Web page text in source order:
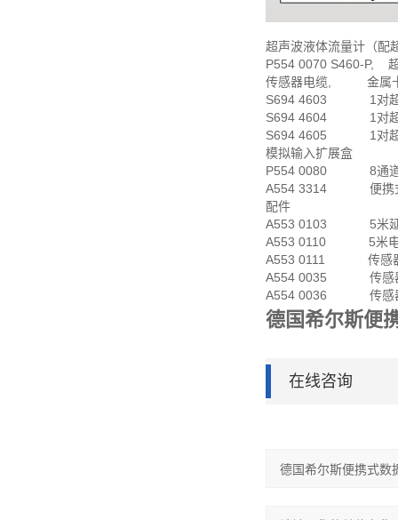
超声波液体流量计（配
P554 0070 S460-P,
传感器电缆, 金属卡
S694 4603 1对超声
S694 4604 1对超声
S694 4605 1对超声
模拟输入扩展盒
P554 0080 8通道模
A554 3314 便携式
配件
A553 0103 5米延长
A553 0110 5米电
A553 0111 传感器
A554 0035 传感器和
A554 0036 传感器和
德国希尔斯便
在线咨询